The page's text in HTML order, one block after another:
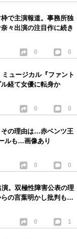
で主演報道。事務所独
々出演の注目作に続き
0 0
ュージカル『ファント
経て女優に転身か
0 0
の理由は…赤ベンツ王
ルも…画像あり
0 0
。双極性障害公表の理
の言葉明かし批判も…
0 1